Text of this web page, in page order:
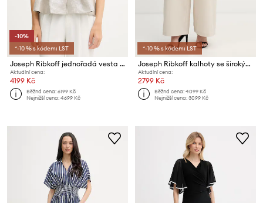
-10%
*-10 % s kódem: LST
Joseph Ribkoff jednořadá vesta dámská lněná
Aktuální cena:
4199 Kč
Běžná cena:6199 Kč
Nejnižší cena:4699 Kč
*-10 % s kódem: LST
Joseph Ribkoff kalhoty se širokými nohavicemi dámské
Aktuální cena:
2799 Kč
Běžná cena:4099 Kč
Nejnižší cena:3099 Kč